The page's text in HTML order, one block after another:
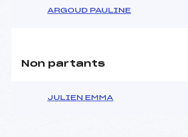
ARGOUD PAULINE
Non partants
JULIEN EMMA